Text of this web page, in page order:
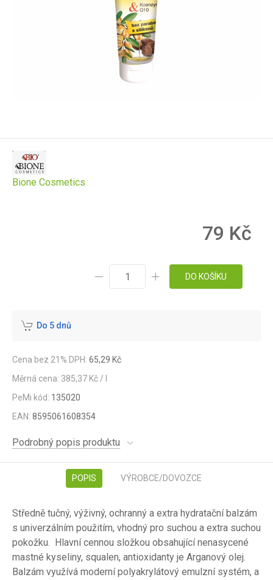
Bione Cosmetics
79 Kč
DO KOŠÍKU
Do 5 dnů
Cena bez 21% DPH: 65,29 Kč
Měrná cena: 385,37 Kč / l
PeMi kód: 135020
EAN: 8595061608354
Podrobný popis produktu
POPIS VÝROBCE/DOVOZCE
Středně tučný, výživný, ochranný a extra hydratační balzám
s univerzálním použitím, vhodný pro suchou a extra suchou
pokožku. Hlavní cennou složkou obsahující nenasycené
mastné kyseliny, squalen, antioxidanty je Arganový olej.
Balzám využívá moderní polyakrylátový emulzní systém, a